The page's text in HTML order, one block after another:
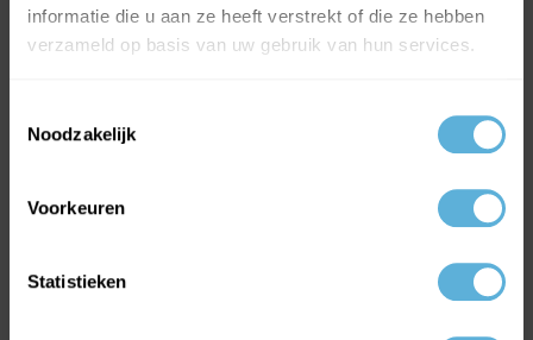
informatie die u aan ze heeft verstrekt of die ze hebben
verzameld op basis van uw gebruik van hun services.
Noodzakelijk
Voorkeuren
Statistieken
Enkel glas
Instagram